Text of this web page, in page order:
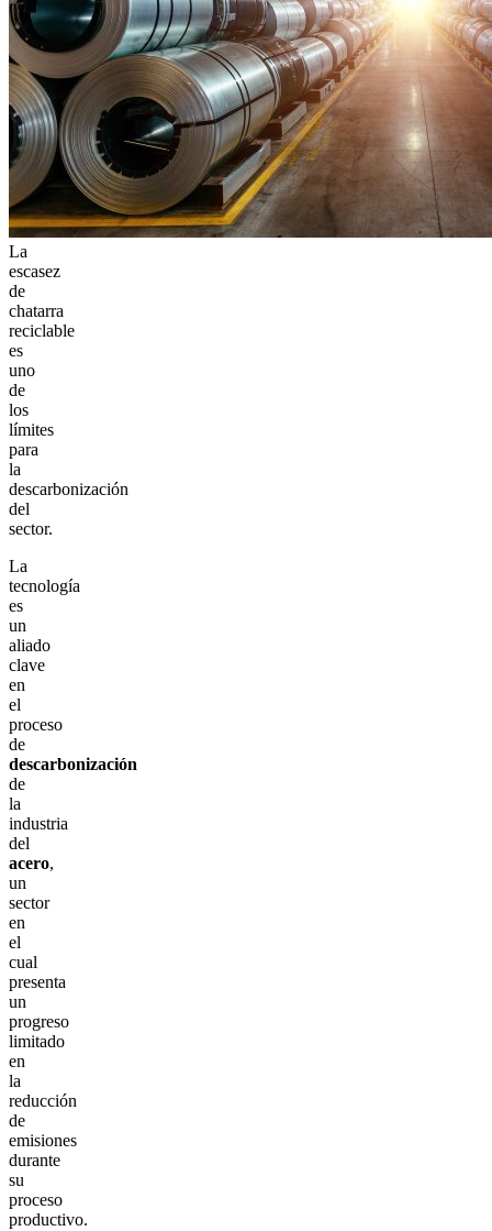
La
escasez
de
chatarra
reciclable
es
uno
de
los
límites
para
la
descarbonización
del
sector.
La
tecnología
es
un
aliado
clave
en
el
proceso
de
descarbonización
de
la
industria
del
acero,
un
sector
en
el
cual
presenta
un
progreso
limitado
en
la
reducción
de
emisiones
durante
su
proceso
productivo.